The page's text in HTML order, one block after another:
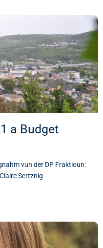
a Budget
vun der DP Fraktioun:
Sertznig